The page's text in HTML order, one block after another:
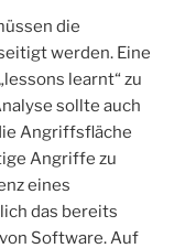
die
werden. Eine
learnt“ zu
sollte auch
Angriffsfläche
Angriffe zu
eines
das bereits
Software. Auf